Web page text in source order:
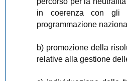
in coerenza con gli
programmazione
b) promozione della
relative alla gestione